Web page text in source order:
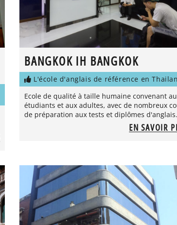
BANGKOK IH BANGKOK
L'école d'anglais de référence en
Ecole de qualité à taille humaine convenant
étudiants et aux adultes, avec de nombreux
de préparation aux tests et diplômes
EN SAVOIR